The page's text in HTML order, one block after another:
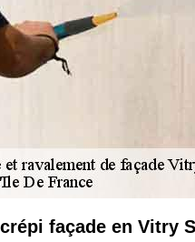
façade en Vitry